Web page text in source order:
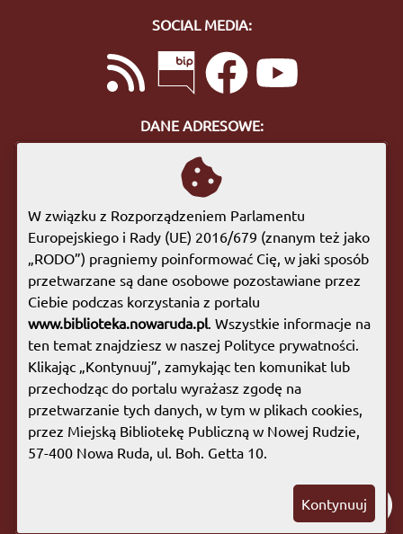
SOCIAL MEDIA:
DANE ADRESOWE:
ul. Bohaterów Getta 10
57-400 Nowa Ruda
biuro@biblioteka.nowaruda.pl
GODZINY OTWARCIA:
Poniedziałek:
09:00 - 17:00
Wtorek:
09:00 - 17:00
Środa:
09:00 - 17:00
Czwartek:
08:00 - 15:30
Piątek:
09:00 - 17:00
Sobota:
08:00 - 13:00
Mapa witryny| Polityka prywatności
Copyright © 2023 Miejska Biblioteka Publiczna w
W związku z Rozporządzeniem Parlamentu
Europejskiego i Rady (UE) 2016/679 (znanym też jako
„RODO”) pragniemy poinformować Cię, w jaki sposób
przetwarzane są dane osobowe pozostawiane przez
Ciebie podczas korzystania z portalu
www.biblioteka.nowaruda.pl. Wszystkie informacje na
ten temat znajdziesz w naszej Polityce prywatności.
Klikając „Kontynuuj”, zamykając ten komunikat lub
przechodząc do portalu wyrażasz zgodę na
przetwarzanie tych danych, w tym w plikach cookies,
przez Miejską Bibliotekę Publiczną w Nowej Rudzie,
57-400 Nowa Ruda, ul. Boh. Getta 10.
Kontynuuj